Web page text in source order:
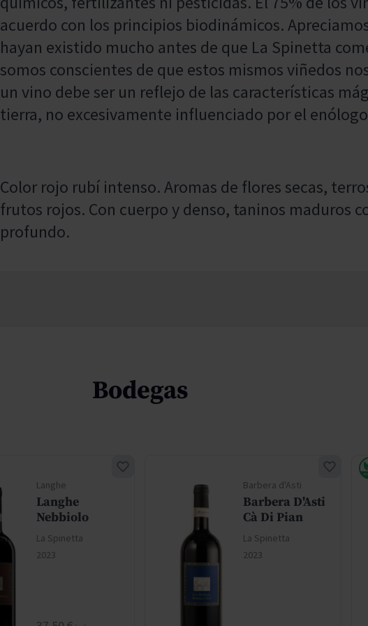
acuerdo con los principios biodinámicos.
hayan existido mucho antes de que La Spinetta
somos conscientes de que estos mismos viñedos
un vino debe ser un reflejo de las características
tierra, no excesivamente influenciado por el
Color rojo rubí intenso. Aromas de flores secas,
frutos rojos. Con cuerpo y denso, taninos maduros
profundo.
Bodegas
Langhe
Langhe
Nebbiolo
La Spinetta
2023
Barbera d'Asti
Barbera D'Asti
Cà Di Pian
La Spinetta
2023